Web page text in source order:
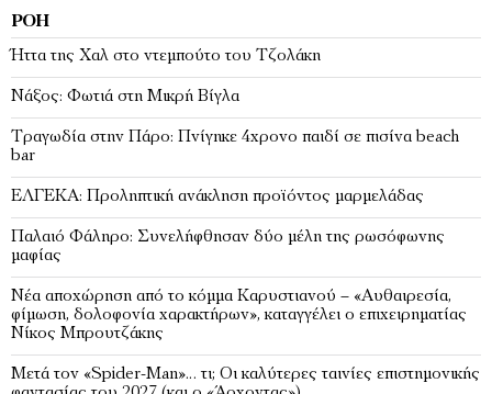
ΡΟΉ
Ήττα της Χαλ στο ντεμπούτο του Τζολάκη
Νάξος: Φωτιά στη Μικρή Βίγλα
Tραγωδία στην Πάρο: Πνίγηκε 4χρονο παιδί σε πισίνα beach
bar
ΕΛΓΕΚΑ: Προληπτική ανάκληση προϊόντος μαρμελάδας
Παλαιό Φάληρο: Συνελήφθησαν δύο μέλη της ρωσόφωνης
μαφίας
Νέα αποχώρηση από το κόμμα Καρυστιανού – «Αυθαιρεσία,
φίμωση, δολοφονία χαρακτήρων», καταγγέλει ο επιχειρηματίας
Νίκος Μπρουτζάκης
Μετά τον «Spider-Man»… τι; Oι καλύτερες ταινίες επιστημονικής